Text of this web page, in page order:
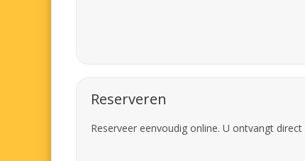
Reserveren
Reserveer eenvoudig online. U ontvangt direct